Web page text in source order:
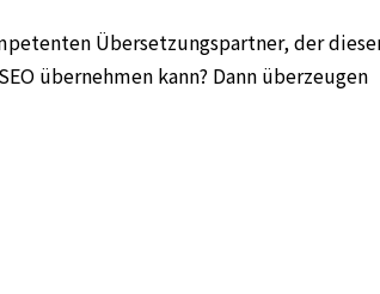
Übersetzungspartner, der
übernehmen kann? Dann überzeugen